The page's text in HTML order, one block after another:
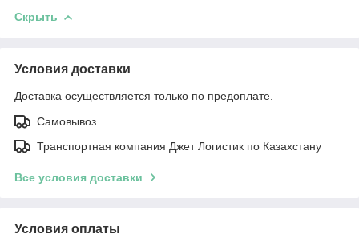
Скрыть
Условия доставки
Доставка осуществляется только по предоплате.
Самовывоз
Транспортная компания Джет Логистик по Казахстану
Все условия доставки
Условия оплаты